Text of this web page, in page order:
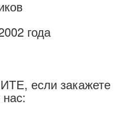
года
если закажете
нас: